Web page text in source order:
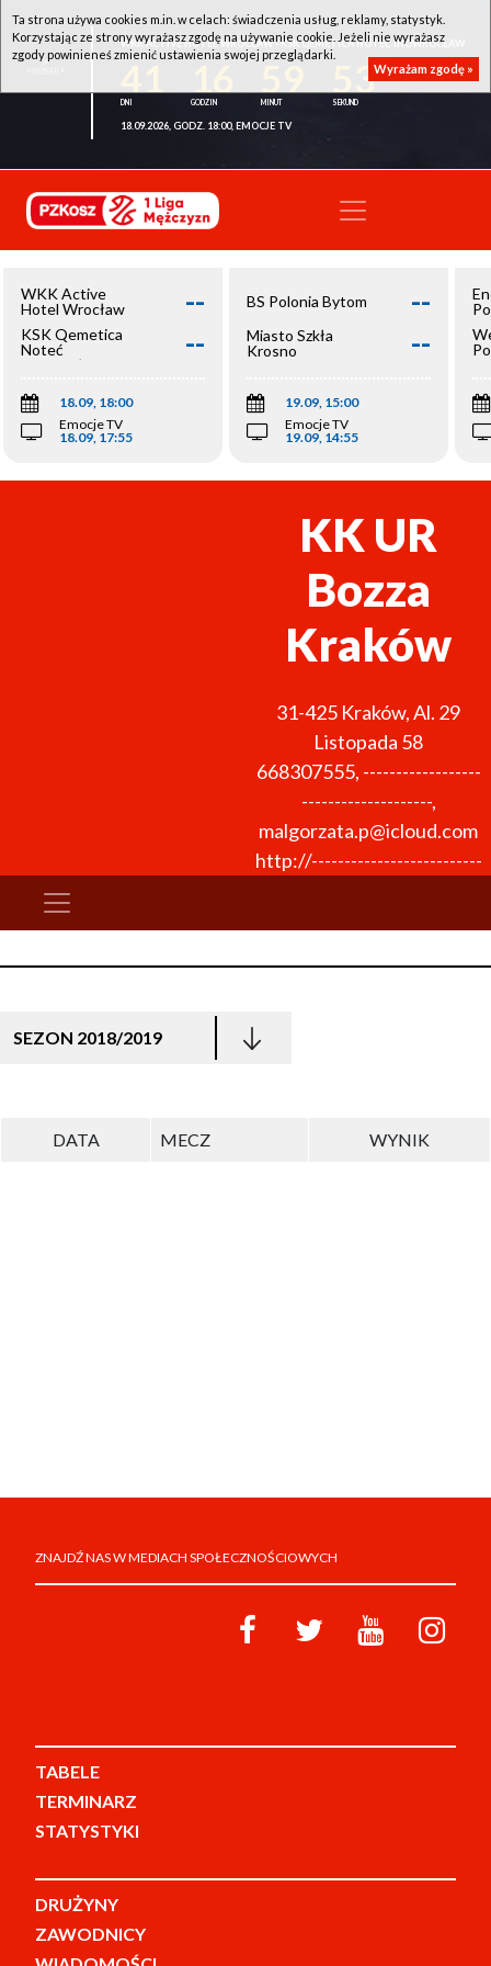
WKK ACTIVE HOTEL WROCŁAW - KSK QEMETICA NOTEĆ INOWROCŁAW
53
18.09.2026, GODZ. 18:00, EMOCJE TV
WKK Active
Hotel Wrocław
--
KSK Qemetica
Noteć
Inowrocław
--
18.09, 18:00
Emocje TV
18.09, 17:55
BS Polonia Bytom --
Miasto Szkła
Krosno
--
19.09, 15:00
Emocje TV
19.09, 14:55
KK UR
Bozza
Kraków
31-425 Kraków,Al. 29
Listopada 58
668307555, ------------------
--------------------,
malgorzata.p@icloud.com
http://--------------------------
SEZON 2018/2019
DATA MECZ WYNIK
ZNAJDŹ NAS W MEDIACH SPOŁECZNOŚCIOWYCH
TABELE
TERMINARZ
STATYSTYKI
DRUŻYNY
ZAWODNICY
Ta strona używa cookies m.in. w celach: świadczenia usług, reklamy, statystyk.
Korzystając ze strony wyrażasz zgodę na używanie cookie. Jeżeli nie wyrażasz
zgody powinieneś zmienić ustawienia swojej przeglądarki.
Wyrażam zgodę »